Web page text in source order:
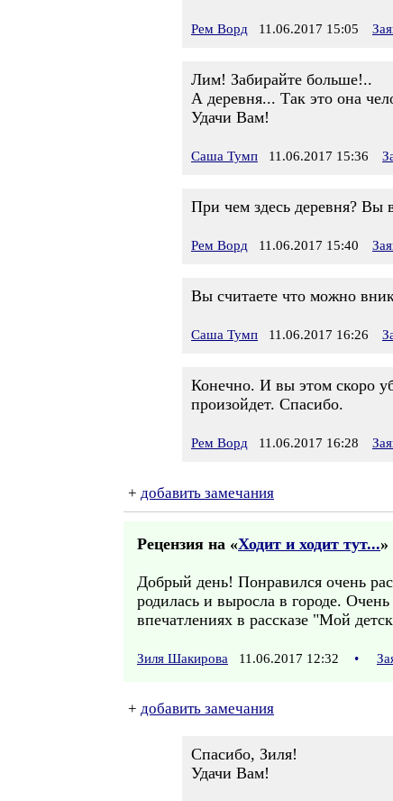
Рем Ворд 11.06.2017 15:05
Лим! Забирайте больше!..
А деревня... Так это она
Удачи Вам!
Саша Тумп 11.06.2017 15:36
При чем здесь деревня? Вы
Рем Ворд 11.06.2017 15:40
Вы считаете что можно
Саша Тумп 11.06.2017 16:26
Конечно. И вы этом скоро
произойдет. Спасибо.
Рем Ворд 11.06.2017 16:28
+ добавить замечания
Рецензия на «Ходит и ходит тут...»
Добрый день! Понравился очень
родилась и выросла в городе.
впечатлениях в рассказе "Мой
Зиля Шакирова 11.06.2017 12:32 •
+ добавить замечания
Спасибо, Зиля!
Удачи Вам!